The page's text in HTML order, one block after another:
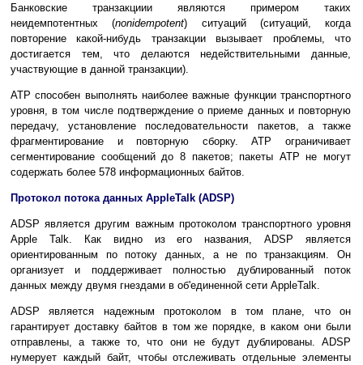
Банковские транзакциии являются примером таких
неидемпотентных (nonidempotent) ситуаций (ситуаций, когда
повторение какой-нибудь транзакции вызывает проблемы, что
достигается тем, что делаются недействительными данные,
участвующие в данной транзакции).
АТР способен выполнять наиболее важные функции транспортного
уровня, в том числе подтверждение о приеме данных и повторную
передачу, установление последовательности пакетов, а также
фрагментирование и повторную сборку. АТР ограничивает
сегментирование сообщений до 8 пакетов; пакеты АТР не могут
содержать более 578 информационных байтов.
Протокол потока данных AppleTalk (ADSP)
ADSP является другим важным протоколом транспортного уровня
Apple Talk. Как видно из его названия, ADSP является
ориентированным по потоку данных, а не по транзакциям. Он
организует и поддерживает полностью дублированный поток
данных между двумя гнездами в об'единенной сети AppleTalk.
ADSP является надежным протоколом в том плане, что он
гарантирует доставку байтов в том же порядке, в каком они были
отправлены, а также то, что они не будут дублированы. ADSP
нумерует каждый байт, чтобы отслеживать отдельные элементы